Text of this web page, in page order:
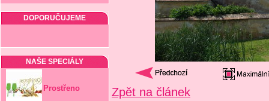
DOPORUČUJEME
NAŠE SPECIÁLY
Prostřeno Zpět na článek